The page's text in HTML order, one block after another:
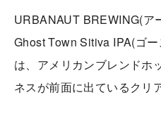
URBANAUT BREWING(ア
Ghost Town Sitiva IPA(ゴ
は、アメリカンブレンドホ
ネスが前面に出ているクリ